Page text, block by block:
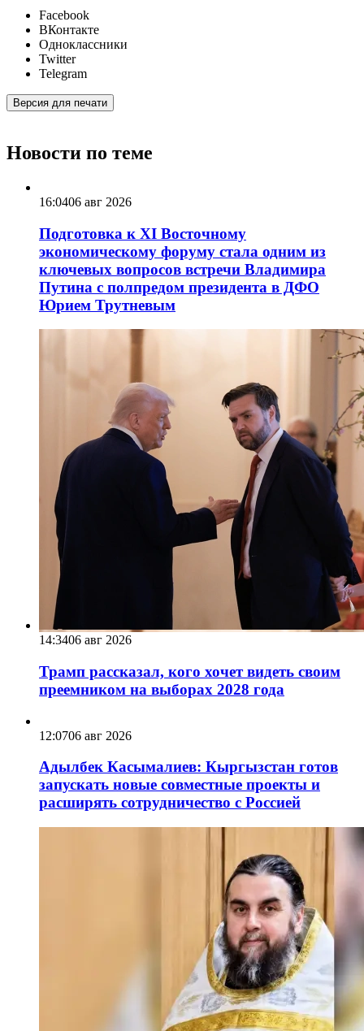
Facebook
ВКонтакте
Одноклассники
Twitter
Telegram
Версия для печати
Новости по теме
16:0406 авг 2026
Подготовка к XI Восточному
экономическому форуму стала одним из
ключевых вопросов встречи Владимира
Путина с полпредом президента в ДФО
Юрием Трутневым
14:3406 авг 2026
Трамп рассказал, кого хочет видеть своим
преемником на выборах 2028 года
12:0706 авг 2026
Адылбек Касымалиев: Кыргызстан готов
запускать новые совместные проекты и
расширять сотрудничество с Россией